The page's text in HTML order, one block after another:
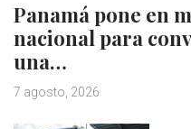
Panamá pone en
nacional para
una…
7 agosto, 2026